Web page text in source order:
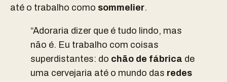
até o trabalho como sommelier.
“Adoraria dizer que é tudo lindo, mas
não é. Eu trabalho com coisas
superdistantes: do chão de fábrica de
uma cervejaria até o mundo das redes